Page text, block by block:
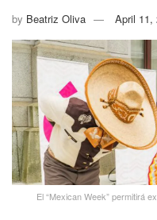
by Beatriz Oliva April 11,
El “Mexican Week” permitirá